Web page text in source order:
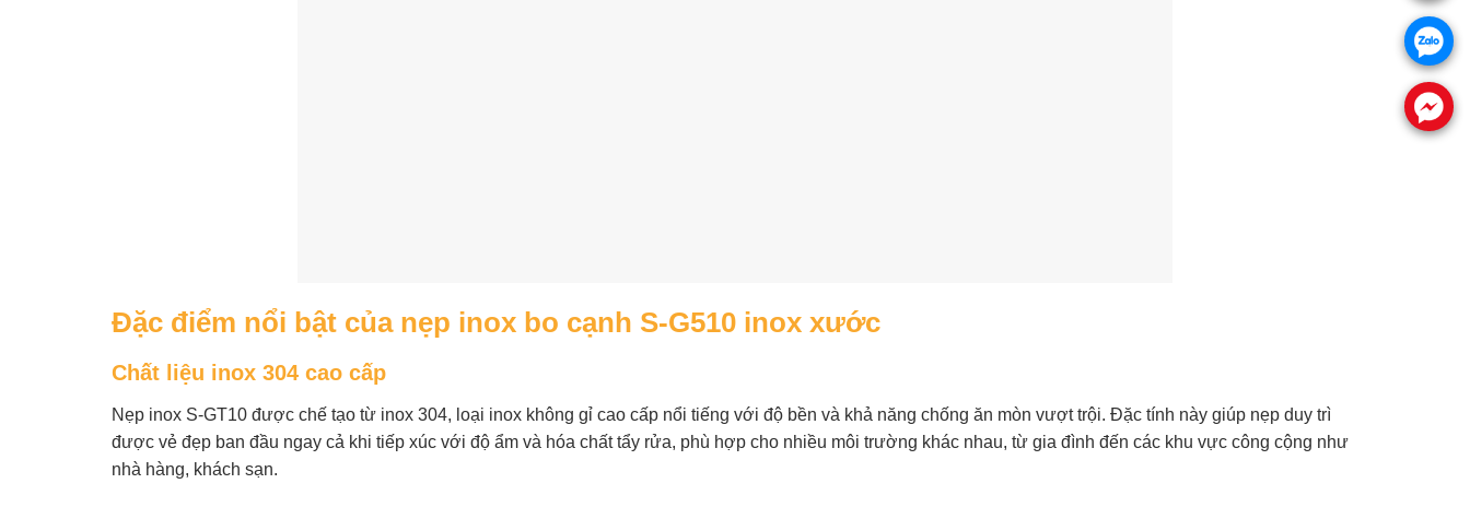
Đặc điểm nổi bật của nẹp inox bo cạnh S-G510 inox xước
Chất liệu inox 304 cao cấp
Nẹp inox S-GT10 được chế tạo từ inox 304, loại inox không gỉ cao cấp nổi tiếng với độ bền và khả năng chống ăn mòn vượt trội. Đặc tính này giúp nẹp duy trì
được vẻ đẹp ban đầu ngay cả khi tiếp xúc với độ ẩm và hóa chất tẩy rửa, phù hợp cho nhiều môi trường khác nhau, từ gia đình đến các khu vực công cộng như
nhà hàng, khách sạn.
.
.